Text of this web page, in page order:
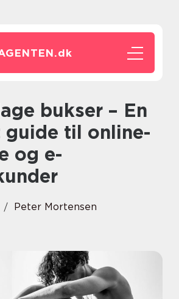
dk
til online-
og e-
Peter Mortensen